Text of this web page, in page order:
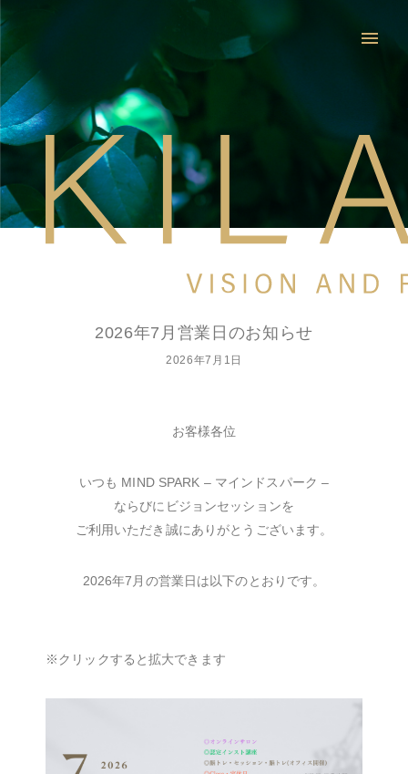
menu
2026年7月営業日のお知らせ
2026年7月1日
お客様各位
いつも MIND SPARK – マインドスパーク –
ならびにビジョンセッションを
ご利用いただき誠にありがとうございます。
2026年7月の営業日は以下のとおりです。
※クリックすると拡大できます